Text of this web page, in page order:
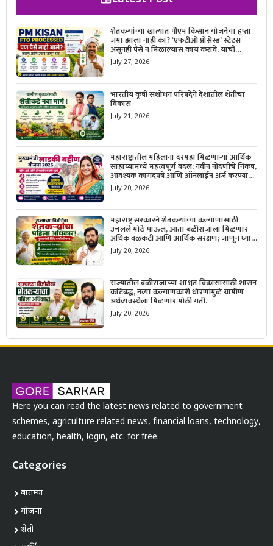
शेतकऱ्यांच्या खात्यात पीएम किसान योजनेचा हप्ता
जमा झाला नाही का? ‘एफटीओ प्रोसेस्ड’ स्टेटस
असूनही पैसे न मिळाल्यास काय करावे, याची
सविस्तर माहिती जाणून घ्या.
July 27, 2026
भारतीय कृषी संशोधन परिषदेने देशातील शेतीचा
विकास
July 21, 2026
महाराष्ट्रातील महिलांना दरमहा मिळणाऱ्या आर्थिक
साहाय्यामध्ये महत्त्वपूर्ण बदल; नवीन नोंदणीचे निकष,
आवश्यक कागदपत्रे आणि ऑनलाईन अर्ज करण्याची
सोपी प्रक्रिया जाणून घ्या.
July 20, 2026
महाराष्ट्र सरकारने शेतकऱ्यांच्या कल्याणासाठी
उचलले मोठे पाऊल, आता बळीराजाला मिळणार
अधिक बळकटी आणि आर्थिक संरक्षण; जाणून घ्या
सरकारचा नवा संकल्प.
July 20, 2026
राज्यातील बळीराजाच्या शाश्वत विकासासाठी शासन
कटिबद्ध, नव्या कल्याणकारी धोरणांमुळे ग्रामीण
अर्थव्यवस्थेला मिळणार मोठी गती.
July 20, 2026
Here you can read the latest news related to government
schemes, agriculture related news, financial loans, technology,
education, health, login, etc. for free.
Categories
बातम्या
योजना
शेती